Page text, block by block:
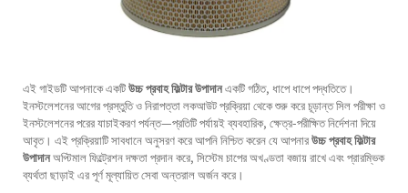
এই গাইডটি আপনাকে একটিউচ্চ প্রবাহ ফিল্টার উপাদানএকটি গঠিত, ধাপে ধাপে পদ্ধতিতে।
ইনস্টলেশনের আগের প্রস্তুতি ও নিরাপত্তা লকআউট প্রক্রিয়া থেকে শুরু করে চূড়ান্ত সিল পরীক্ষা ও
ইনস্টলেশনের পরের যাচাইকরণ পর্যন্ত—প্রতিটি পর্যায়ই ব্যবহারিক, ক্ষেত্র-পরীক্ষিত নির্দেশনা দিয়ে
আবৃত। এই প্রক্রিয়াটি সাবধানে অনুসরণ করে আপনি নিশ্চিত করেন যে আপনারউচ্চ প্রবাহ ফিল্টার
উপাদানঅপ্টিমাল ফিল্ট্রেশন দক্ষতা প্রদান করে, সিস্টেম চাপের অখণ্ডতা বজায় রাখে এবং প্রারম্ভিক
ব্যর্থতা ছাড়াই এর পূর্ণ মূল্যায়িত সেবা অন্তরাল অর্জন করে।